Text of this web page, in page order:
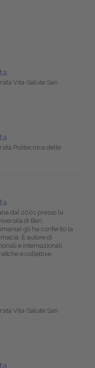
Vita-Salute San
Politecnica delle
dal 2001 presso la
di Bari.
gli ha conferito la
È autore di
e internazionali
e collettive
Vita-Salute San